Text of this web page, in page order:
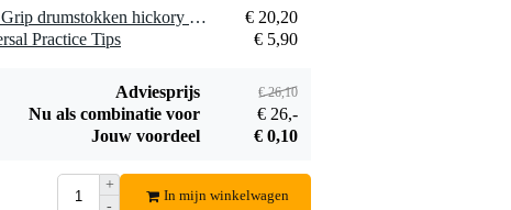
Promark SRBLA
zwarte
Bestel mee
1 x Vic Firth 7AVG Vic Grip drumstokken hickory 7A met houten tip
€ 20,20
Practice Tips
€ 5,90
Adviesprijs € 26,10
Nu als combinatie voor
€ 26,-
Jouw voordeel
€ 0,10
+
-
In mijn winkelwagen